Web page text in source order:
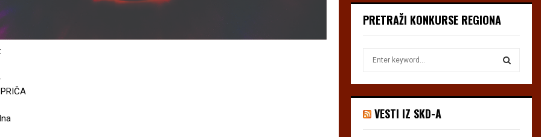
:
PRETRAŽI KONKURSE REGIONA
h
S
VESTI IZ SKD-A